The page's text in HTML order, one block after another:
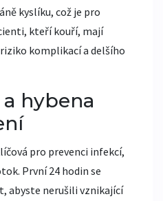
kyslíku, což je pro
kteří kouří, mají
komplikací a delšího
hybena
pro prevenci infekcí,
První 24 hodin se
abyste nerušili vznikající